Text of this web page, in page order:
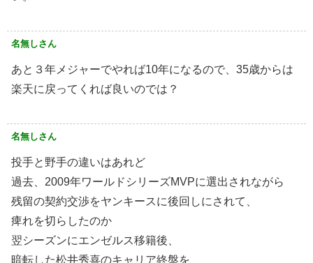
名無しさん
あと３年メジャーでやれば10年になるので、35歳からは
楽天に戻ってくれば良いのでは？
名無しさん
投手と野手の違いはあれど
過去、2009年ワールドシリーズMVPに選出されながら
残留の契約交渉をヤンキースに後回しにされて、
痺れを切らしたのか
翌シーズンにエンゼルス移籍後、
暗転した松井秀喜のキャリア終盤を